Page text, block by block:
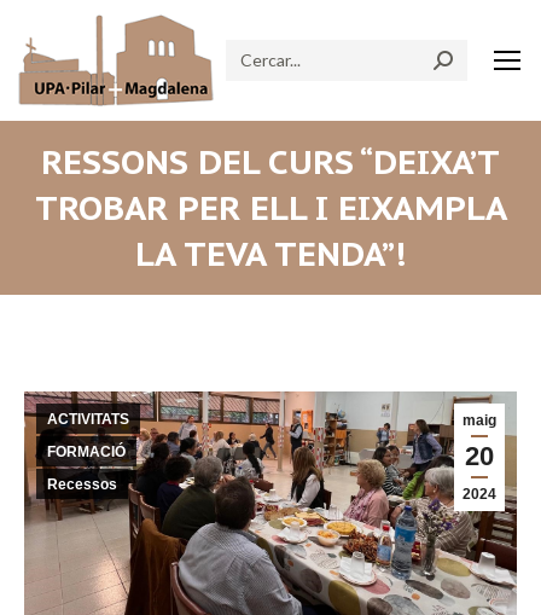
Search:
RESSONS DEL CURS “DEIXA’T
TROBAR PER ELL I EIXAMPLA
LA TEVA TENDA”!
maig
20
2024
ACTIVITATS
FORMACIÓ
Recessos